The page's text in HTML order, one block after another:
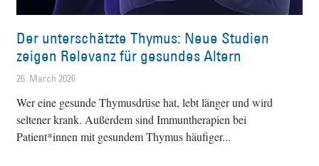
Der unterschätzte Thymus: Neue Studien
zeigen Relevanz für gesundes Altern
26. March 2026
Wer eine gesunde Thymusdrüse hat, lebt länger und wird
seltener krank. Außerdem sind Immuntherapien bei
Patient*innen mit gesundem Thymus häufiger